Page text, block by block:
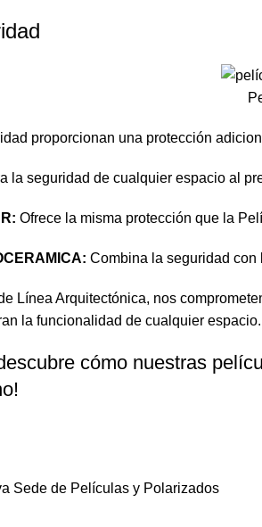
proporcionan una protección
la seguridad de cualquier espacio al
Ofrece la misma protección que la
Combina la seguridad
Línea Arquitectónica, nos
la funcionalidad de cualquier espacio.
cómo nuestras
Sede de Películas y Polarizados